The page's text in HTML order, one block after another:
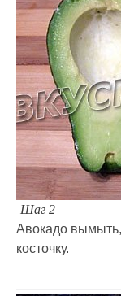
Шаг 2
Авокадо вымыть,
косточку.